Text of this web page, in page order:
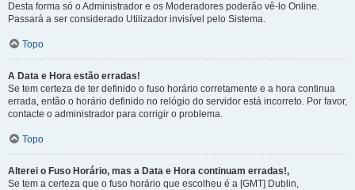
Desta forma só o Administrador e os Moderadores poderão vê-lo Online.
Passará a ser considerado Utilizador invisível pelo Sistema.
Topo
A Data e Hora estão erradas!
Se tem certeza de ter definido o fuso horário corretamente e a hora continua
errada, então o horário definido no relógio do servidor está incorreto. Por favor,
contacte o administrador para corrigir o problema.
Topo
Alterei o Fuso Horário, mas a Data e Hora continuam erradas!,
Se tem a certeza que o fuso horário que escolheu é a [GMT] Dublin,